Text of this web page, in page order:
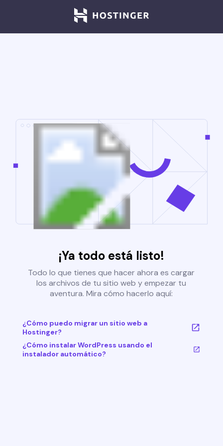
¡Ya todo está listo!
Todo lo que tienes que hacer ahora es cargar
los archivos de tu sitio web y empezar tu
aventura. Mira cómo hacerlo aquí:
¿Cómo puedo migrar un sitio web a
Hostinger?
¿Cómo instalar WordPress usando el
instalador automático?